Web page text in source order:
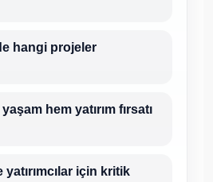
hangi projeler
hem yatırım fırsatı
için kritik